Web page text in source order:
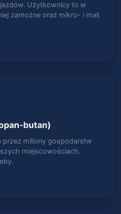
Użytkownicy to w
zamożne oraz mikro- i mali
butan)
przez miliony gospodarstw
miejscowościach.